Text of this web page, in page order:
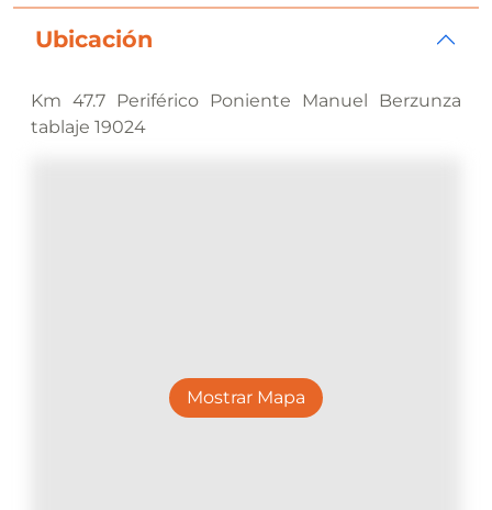
Ubicación
Km 47.7 Periférico Poniente Manuel Berzunza
tablaje 19024
Mostrar Mapa